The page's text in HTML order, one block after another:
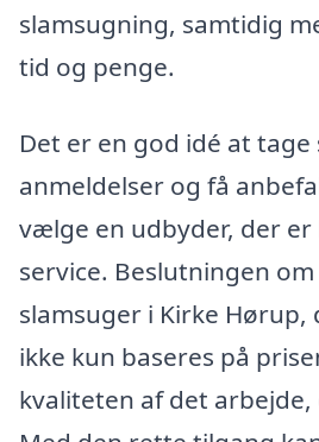
slamsugning, samtidig
tid og penge.
Det er en god idé at
anmeldelser og få
vælge en udbyder, der
service. Beslutningen
slamsuger i Kirke
ikke kun baseres på
kvaliteten af det